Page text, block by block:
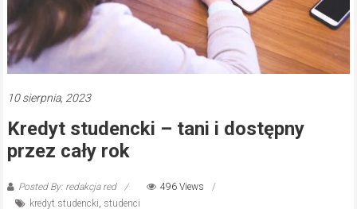
10 sierpnia, 2023
Kredyt studencki – tani i dostępny
przez cały rok
Posted By: redakcja red
496 Views
kredyt studencki, studenci